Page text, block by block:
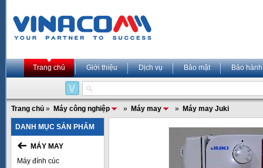
Trang chủ Giới thiệu Dịch vụ Bảo mật Bảo hành
Trang chủ » Máy công nghiệp » Máy may » Máy may Juki
DANH MỤC SẢN PHẨM
MÁY MAY
Máy đính cúc